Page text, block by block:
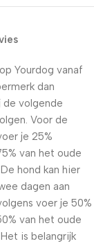
Yourdog vanaf
dan
de volgende
Voor de
je 25%
van het oude
hond kan hier
dagen aan
voer je 50%
van het oude
is belangrijk